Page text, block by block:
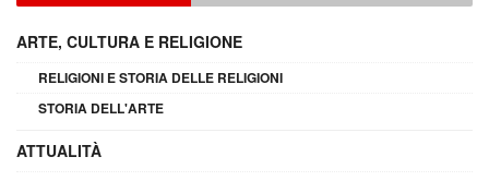
ARTE, CULTURA E RELIGIONE
RELIGIONI E STORIA DELLE RELIGIONI
STORIA DELL'ARTE
ATTUALITÀ